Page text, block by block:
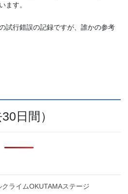
ます。
試行錯誤の記録ですが、誰かの参考
日間）
ライムOKUTAMAステージ